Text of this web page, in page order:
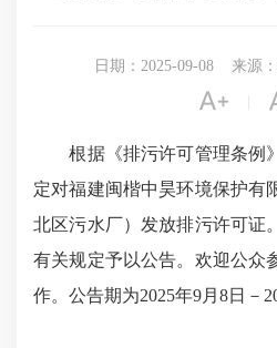
日期：2025-09-08 来源

根据《排污许可管理条例
定对福建闽楷中昊环境保护有
北区污水厂）发放排污许可证
有关规定予以公告。欢迎公众
作。公告期为2025年9月8日－